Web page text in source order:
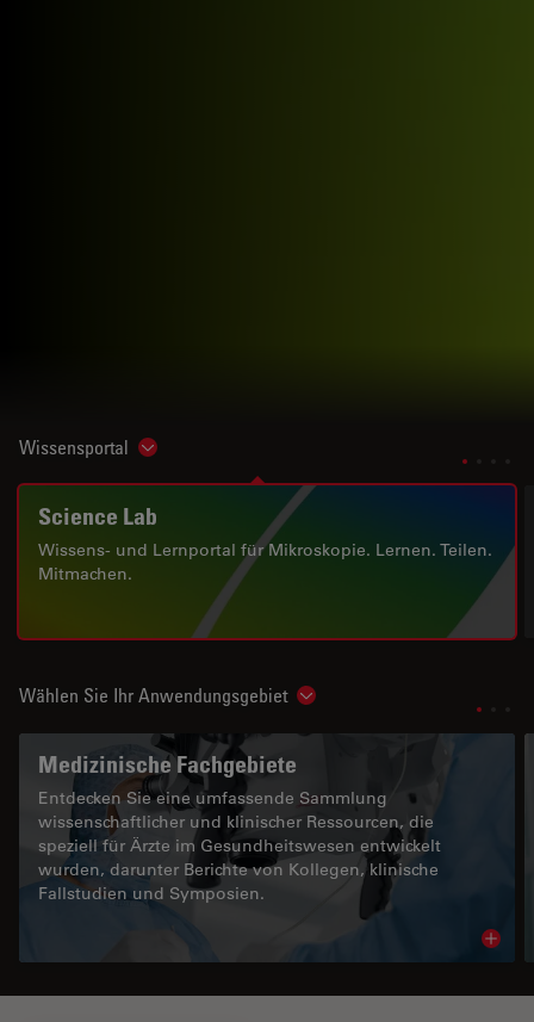
Wissensportal Show subnavigation
Science Lab
Wissens- und Lernportal für Mikroskopie. Lernen. Teilen.
Mitmachen.
Wählen Sie Ihr Anwendungsgebiet Show subnavigation
Medizinische Fachgebiete
Entdecken Sie eine umfassende Sammlung
wissenschaftlicher und klinischer Ressourcen, die
speziell für Ärzte im Gesundheitswesen entwickelt
wurden, darunter Berichte von Kollegen, klinische
Fallstudien und Symposien.